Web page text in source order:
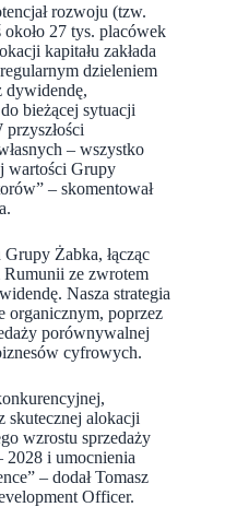
rozwoju (tzw.
27 tys. placówek
kapitału zakłada
dzieleniem
dywidendę,
bieżącej sytuacji
– wszystko
wartości Grupy
– skomentował
Żabka, łącząc
Rumunii ze zwrotem
Nasza strategia
organicznym, poprzez
porównywalnej
cyfrowych.
skutecznej alokacji
wzrostu sprzedaży
2028 i umocnienia
– dodał Tomasz
Officer.